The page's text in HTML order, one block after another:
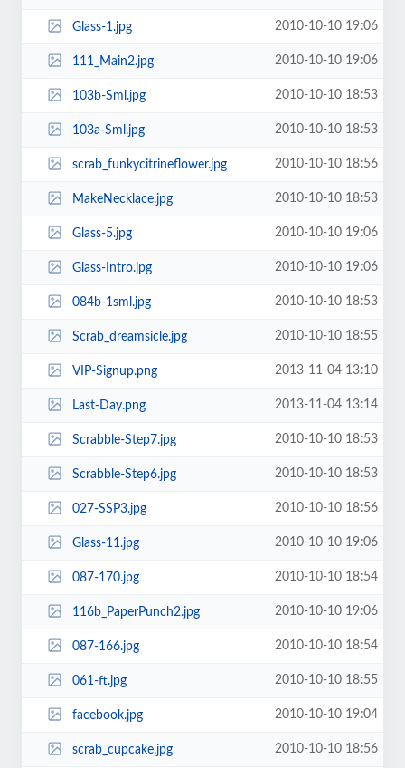
Glass-1.jpg 2010-10-10 19:06
111_Main2.jpg 2010-10-10 19:06
103b-Sml.jpg 2010-10-10 18:53
103a-Sml.jpg 2010-10-10 18:53
scrab_funkycitrineflower.jpg 2010-10-10 18:56
MakeNecklace.jpg 2010-10-10 18:53
Glass-5.jpg 2010-10-10 19:06
Glass-Intro.jpg 2010-10-10 19:06
084b-1sml.jpg 2010-10-10 18:53
Scrab_dreamsicle.jpg 2010-10-10 18:55
VIP-Signup.png 2013-11-04 13:10
Last-Day.png 2013-11-04 13:14
Scrabble-Step7.jpg 2010-10-10 18:53
Scrabble-Step6.jpg 2010-10-10 18:53
027-SSP3.jpg 2010-10-10 18:56
Glass-11.jpg 2010-10-10 19:06
087-170.jpg 2010-10-10 18:54
116b_PaperPunch2.jpg 2010-10-10 19:06
087-166.jpg 2010-10-10 18:54
061-ft.jpg 2010-10-10 18:55
facebook.jpg 2010-10-10 19:04
scrab_cupcake.jpg 2010-10-10 18:56